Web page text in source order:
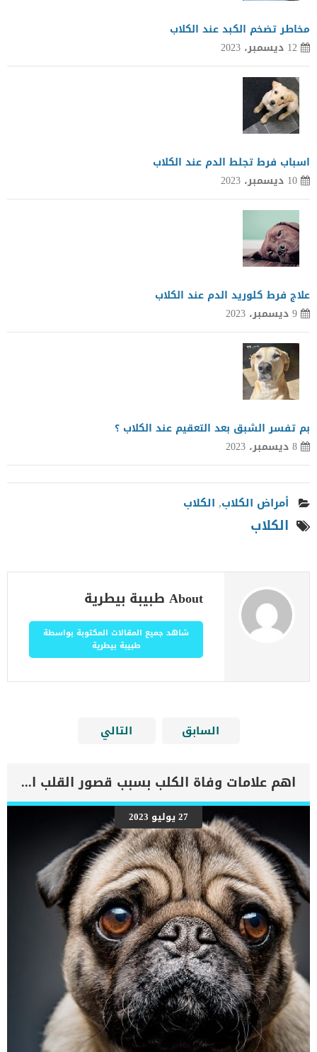
مخاطر تضخم الكبد عند الكلاب
12 ديسمبر، 2023
اسباب فرط تجلط الدم عند الكلاب
10 ديسمبر، 2023
علاج فرط كلوريد الدم عند الكلاب
9 ديسمبر، 2023
بم تفسر الشبق بعد التعقيم عند الكلاب ؟
8 ديسمبر، 2023
أمراض الكلاب, الكلاب
الكلاب
About طبيبة بيطرية
شاهد جميع المقالات المكتوبة بواسطة
طبيبة بيطرية
السابق التالي
اهم علامات وفاة الكلب بسبب قصور القلب الاحتقانى
27 يوليو 2023